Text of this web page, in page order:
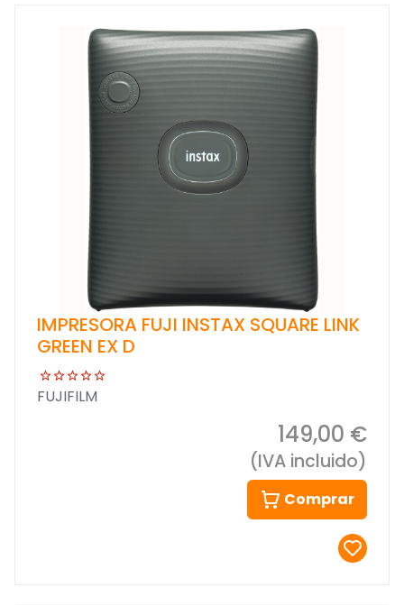
IMPRESORA FUJI INSTAX SQUARE LINK
GREEN EX D
FUJIFILM
149,00 €
(IVA incluido)
Comprar